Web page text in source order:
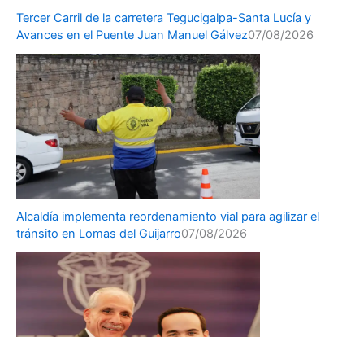
Tercer Carril de la carretera Tegucigalpa-Santa Lucía y
Avances en el Puente Juan Manuel Gálvez07/08/2026
Alcaldía implementa reordenamiento vial para agilizar el
tránsito en Lomas del Guijarro07/08/2026